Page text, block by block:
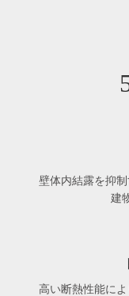
壁体内結露を抑
建
高い断熱性能に